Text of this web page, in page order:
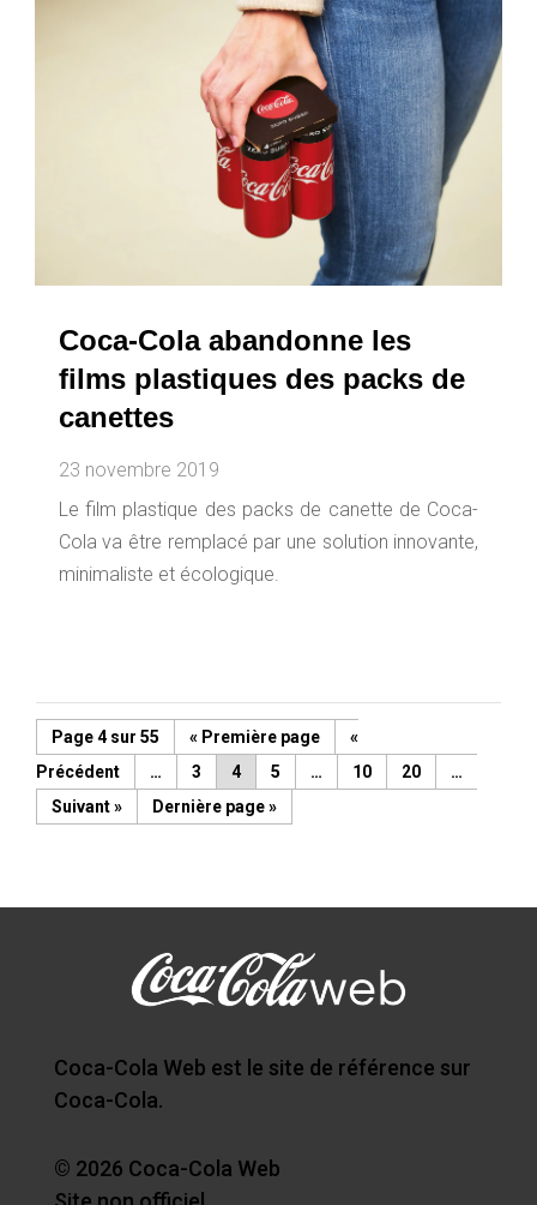
Coca-Cola abandonne les
films plastiques des packs de
canettes
23 novembre 2019
Le film plastique des packs de canette de Coca-
Cola va être remplacé par une solution innovante,
minimaliste et écologique.
Page 4 sur 55 « Première page
«
…
3 4 5 … 10 20
…
»
Dernière page »
Coca-Cola Web est le site de référence sur
Coca-Cola.
© 2026 Coca-Cola Web